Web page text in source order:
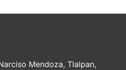
Mendoza, Tlalpan,